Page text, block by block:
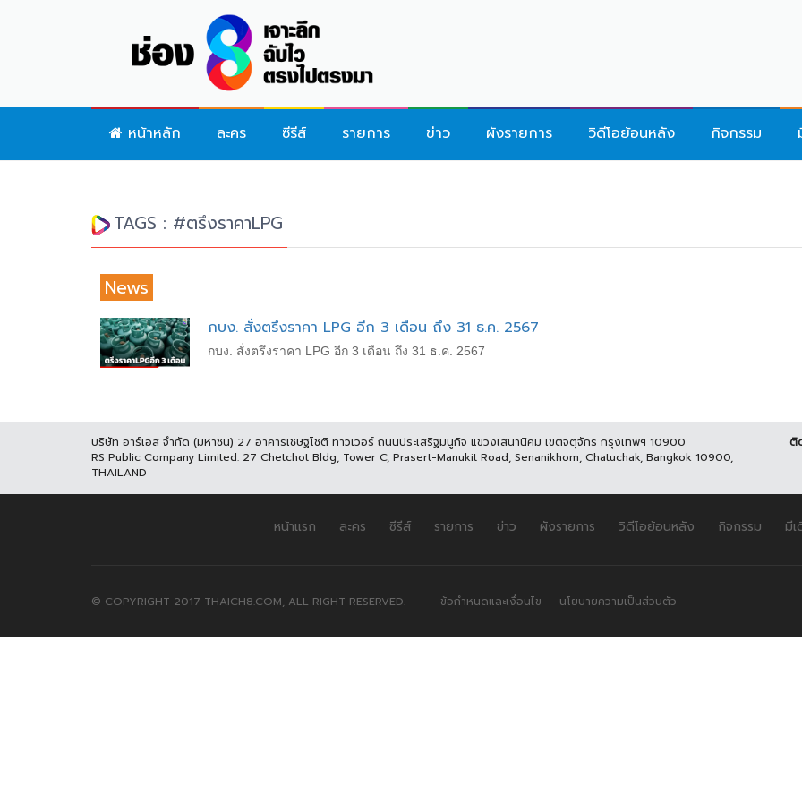
หน้าหลัก ละคร ซีรีส์ รายการ ข่าว ผังรายการ วิดีโอย้อนหลัง กิจกรรม
TAGS : #ตรึงราคาLPG
News
กบง. สั่งตรึงราคา LPG อีก 3 เดือน ถึง 31 ธ.ค. 2567
กบง. สั่งตรึงราคา LPG อีก 3 เดือน ถึง 31 ธ.ค. 2567
บริษัท อาร์เอส จำกัด (มหาชน) 27 อาคารเชษฐโชติ ทาวเวอร์ ถนนประเสริฐมนูกิจ แขวงเสนานิคม เขตจตุจักร กรุงเทพฯ 10900
RS Public Company Limited. 27 Chetchot Bldg, Tower C, Prasert-Manukit Road, Senanikhom, Chatuchak, Bangkok 10900,
THAILAND
ติ
หน้าแรก ละคร ซีรีส์ รายการ ข่าว ผังรายการ วิดีโอย้อนหลัง กิจกรรม มี
© COPYRIGHT 2017 THAICH8.COM, ALL RIGHT RESERVED. ข้อกำหนดและเงื่อนไข นโยบายความเป็นส่วนตัว